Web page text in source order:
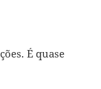
É quase